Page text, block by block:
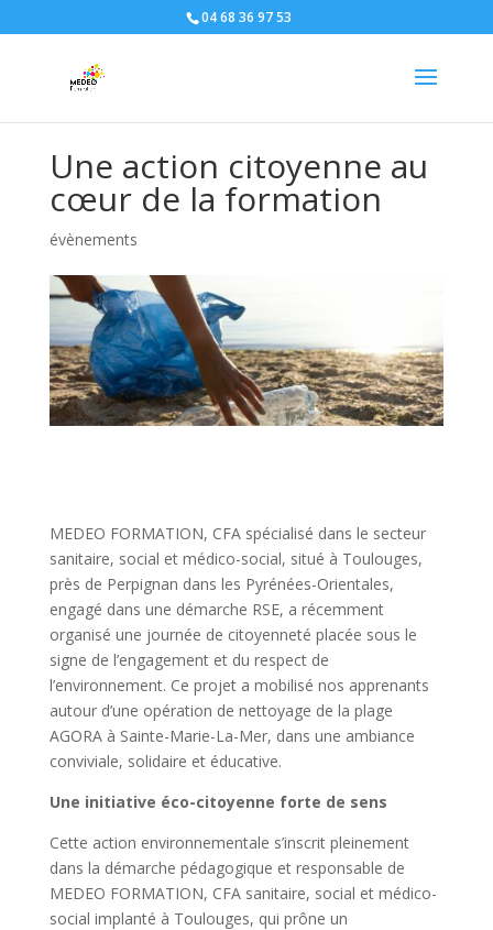
04 68 36 97 53
Une action citoyenne au
cœur de la formation
évènements
MEDEO FORMATION, CFA spécialisé dans le secteur
sanitaire, social et médico-social, situé à Toulouges,
près de Perpignan dans les Pyrénées-Orientales,
engagé dans une démarche RSE, a récemment
organisé une journée de citoyenneté placée sous le
signe de l’engagement et du respect de
l’environnement. Ce projet a mobilisé nos apprenants
autour d’une opération de nettoyage de la plage
AGORA à Sainte-Marie-La-Mer, dans une ambiance
conviviale, solidaire et éducative.
Une initiative éco-citoyenne forte de sens
Cette action environnementale s’inscrit pleinement
dans la démarche pédagogique et responsable de
MEDEO FORMATION, CFA sanitaire, social et médico-
social implanté à Toulouges, qui prône un